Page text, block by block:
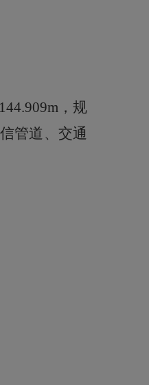
144.909m，规
管道、交通